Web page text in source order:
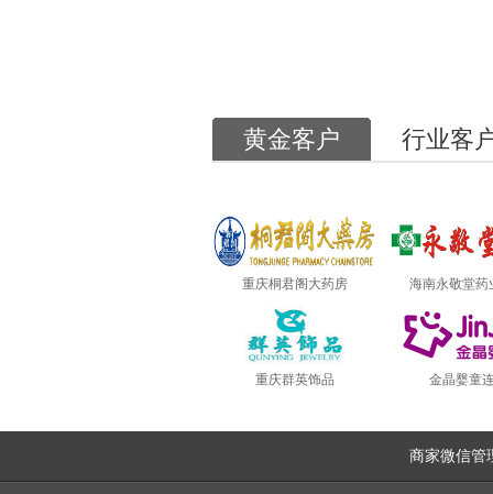
黄金客户 行业客
重庆桐君阁大药房 海南永敬堂药
重庆群英饰品 金晶婴童
商家微信管